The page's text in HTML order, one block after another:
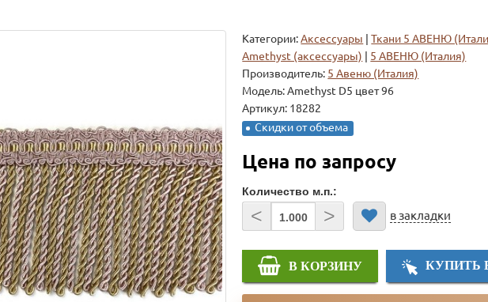
Категории: Аксессуары |Ткани 5 АВЕНЮ
Amethyst (аксессуары)
5 АВЕНЮ (Италия)
Производитель: 5 Авеню (Италия)
Модель:Amethyst D5 цвет 96
Артикул: 18282
Скидки от объема
Цена по запросу
Количество м.п.:
< > в закладки
В КОРЗИНУ КУПИТЬ